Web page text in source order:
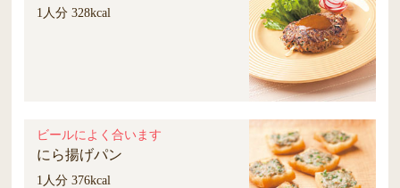
1人分 328kcal
ビールによく合います
にら揚げパン
1人分 376kcal